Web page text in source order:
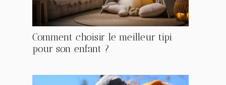
Comment choisir le meilleur tipi
pour son enfant ?